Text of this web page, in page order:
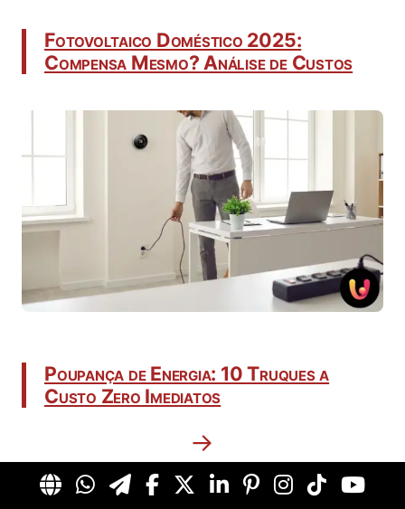
Fotovoltaico Doméstico 2025:
Compensa Mesmo? Análise de Custos
Poupança de Energia: 10 Truques a
Custo Zero Imediatos
→